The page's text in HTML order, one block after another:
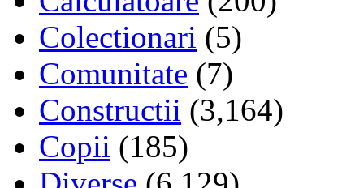
Colectionari (5)
Comunitate (7)
Constructii (3,164)
Copii (185)